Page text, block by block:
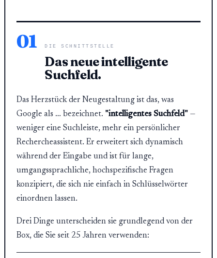
01 DIE SCHNITTSTELLE
Das neue intelligente
Suchfeld.
Das Herzstück der Neugestaltung ist das, was
Google als … bezeichnet. "intelligentes Suchfeld" —
weniger eine Suchleiste, mehr ein persönlicher
Rechercheassistent. Er erweitert sich dynamisch
während der Eingabe und ist für lange,
umgangssprachliche, hochspezifische Fragen
konzipiert, die sich nie einfach in Schlüsselwörter
einordnen lassen.
Drei Dinge unterscheiden sie grundlegend von der
Box, die Sie seit 25 Jahren verwenden: